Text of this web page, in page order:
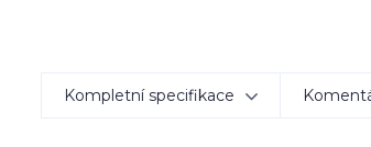
Kompletní specifikace